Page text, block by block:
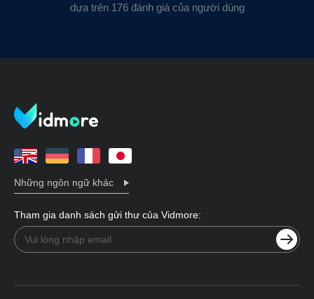
dựa trên 176 đánh giá của người dùng
Những ngôn ngữ khác
Tham gia danh sách gửi thư của Vidmore: